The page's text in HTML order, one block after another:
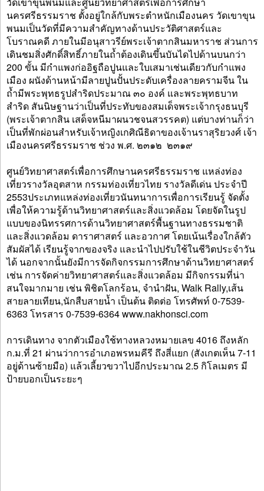
นครศรีธรรมราช ตั้งอยู่ใกล้กับพระตำหนักเมืองนคร วัดเขาขุน
พนมเป็นวัดที่มีความสำคัญทางด้านประวัติศาสตร์และ
โบราณคดี ภายในมีอนุสาวรีย์พระเจ้าตากสินมหาราช ส่วนการ
เดินชมสิ่งศักดิ์สิทธิ์ภายในถ้ำต้องเดินขึ้นบันไดไปด้านบนกว่า
200 ขั้น มีกำแพงก่ออิฐถือปูนและใบเสมาเช่นเดียวกับกำแพง
เมือง ผนังด้านหน้ามีลายปูนปั้นประดับเครื่องลายครามจีน ใน
ถ้ำมีพระพุทธรูปสำริดประมาณ ๓๐ องค์ และพระพุทธบาท
สำริด สันนิษฐานว่าเป็นที่ประทับของสมเด็จพระเจ้ากรุงธนบุรี
(พระเจ้าตากสิน เสด็จหนีมาผนวชจนสวรรคต) แต่บางท่านก็ว่า
เป็นที่พักผ่อนสำหรับเจ้าหญิงเกศิณีธิดาของเจ้านราสุริยวงศ์ เจ้า
เมืองนครศรีธรรมราช ช่วง พ.ศ. ๒๓๑๒  ๒๓๑๙
ศูนย์วิทยาศาสตร์เพื่อการศึกษานครศรีธรรมราช แหล่งท่อง
เที่ยวรางวัลอุตสาห กรรมท่องเที่ยวไทย รางวัลดีเด่น ประจำปี
2553ประเภทแหล่งท่องเที่ยวนันทนาการเพื่อการเรียนรู้ จัดตั้ง
เพื่อให้ความรู้ด้านวิทยาศาสตร์และสิ่งแวดล้อม โดยจัดในรูป
แบบของนิทรรศการด้านวิทยาศาสตร์พื้นฐานทางธรรมชาติ
และสิ่งแวดล้อม ดาราศาสตร์ และอวกาศ โดยเน้นเรื่องใกล้ตัว
สัมผัสได้ เรียนรู้จากของจริง และนำไปปรับใช้ในชีวิตประจำวัน
ได้ นอกจากนั้นยังมีการจัดกิจกรรมการศึกษาด้านวิทยาศาสตร์
เช่น การจัดค่ายวิทยาศาสตร์และสิ่งแวดล้อม มีกิจกรรมที่น่า
สนใจมากมาย เช่น พิชิตโลกร้อน, จำนำฝัน, Walk Rally,เส้น
สายลายเทียน,นักสืบสายน้ำ เป็นต้น ติดต่อ โทรศัพท์ 0-7539-
6363 โทรสาร 0-7539-6364 www.nakhonsci.com
การเดินทาง จากตัวเมืองใช้ทางหลวงหมายเลข 4016 ถึงหลัก
ก.ม.ที่ 21 ผ่านว่าการอำเภอพรหมคีรี ถึงสี่แยก (สังเกตเห็น 7-11
อยู่ด้านซ้ายมือ) แล้วเลี้ยวขวาไปอีกประมาณ 2.5 กิโลเมตร มี
ป้ายบอกเป็นระยะๆ